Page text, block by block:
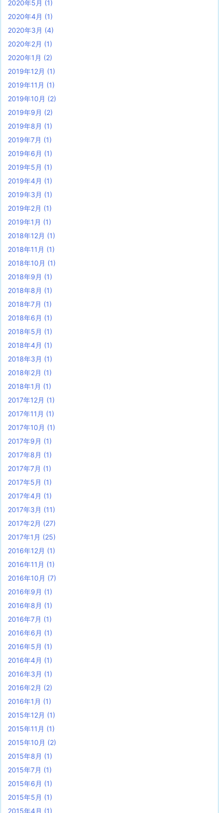
2020年5月 (1)
2020年4月 (1)
2020年3月 (4)
2020年2月 (1)
2020年1月 (2)
2019年12月 (1)
2019年11月 (1)
2019年10月 (2)
2019年9月 (2)
2019年8月 (1)
2019年7月 (1)
2019年6月 (1)
2019年5月 (1)
2019年4月 (1)
2019年3月 (1)
2019年2月 (1)
2019年1月 (1)
2018年12月 (1)
2018年11月 (1)
2018年10月 (1)
2018年9月 (1)
2018年8月 (1)
2018年7月 (1)
2018年6月 (1)
2018年5月 (1)
2018年4月 (1)
2018年3月 (1)
2018年2月 (1)
2018年1月 (1)
2017年12月 (1)
2017年11月 (1)
2017年10月 (1)
2017年9月 (1)
2017年8月 (1)
2017年7月 (1)
2017年5月 (1)
2017年4月 (1)
2017年3月 (11)
2017年2月 (27)
2017年1月 (25)
2016年12月 (1)
2016年11月 (1)
2016年10月 (7)
2016年9月 (1)
2016年8月 (1)
2016年7月 (1)
2016年6月 (1)
2016年5月 (1)
2016年4月 (1)
2016年3月 (1)
2016年2月 (2)
2016年1月 (1)
2015年12月 (1)
2015年11月 (1)
2015年10月 (2)
2015年8月 (1)
2015年7月 (1)
2015年6月 (1)
2015年5月 (1)
2015年4月 (1)